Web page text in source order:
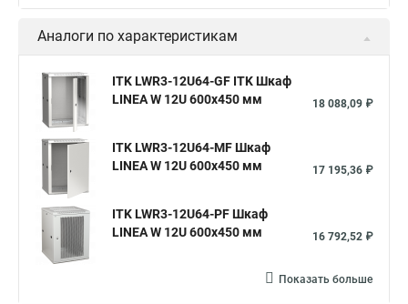
Аналоги по характеристикам
ITK LWR3-12U64-GF ITK Шкаф
LINEA W 12U 600x450 мм
18 088,09 ₽
ITK LWR3-12U64-MF Шкаф
LINEA W 12U 600x450 мм
17 195,36 ₽
ITK LWR3-12U64-PF Шкаф
LINEA W 12U 600x450 мм
16 792,52 ₽
Показать больше